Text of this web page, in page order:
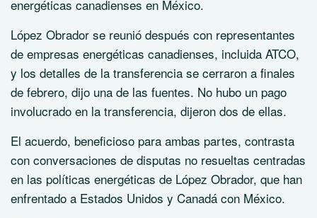
energéticas canadienses en México.
López Obrador se reunió después con representantes
de empresas energéticas canadienses, incluida ATCO,
y los detalles de la transferencia se cerraron a finales
de febrero, dijo una de las fuentes. No hubo un pago
involucrado en la transferencia, dijeron dos de ellas.
El acuerdo, beneficioso para ambas partes, contrasta
con conversaciones de disputas no resueltas centradas
en las políticas energéticas de López Obrador, que han
enfrentado a Estados Unidos y Canadá con México.